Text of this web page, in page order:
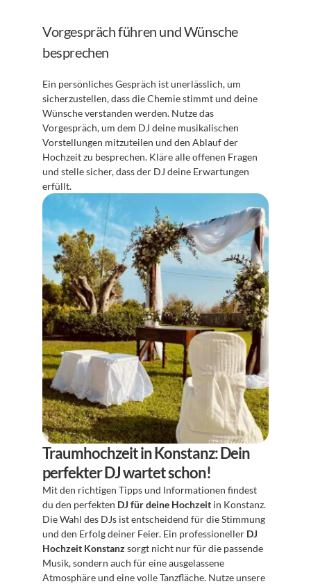
Vorgespräch führen und Wünsche
besprechen
Ein persönliches Gespräch ist unerlässlich, um
sicherzustellen, dass die Chemie stimmt und deine
Wünsche verstanden werden. Nutze das
Vorgespräch, um dem DJ deine musikalischen
Vorstellungen mitzuteilen und den Ablauf der
Hochzeit zu besprechen. Kläre alle offenen Fragen
und stelle sicher, dass der DJ deine Erwartungen
erfüllt.
Traumhochzeit in Konstanz: Dein
perfekter DJ wartet schon!
Mit den richtigen Tipps und Informationen findest
du den perfekten DJ für deine Hochzeit in Konstanz.
Die Wahl des DJs ist entscheidend für die Stimmung
und den Erfolg deiner Feier. Ein professioneller DJ
Hochzeit Konstanz sorgt nicht nur für die passende
Musik, sondern auch für eine ausgelassene
Atmosphäre und eine volle Tanzfläche. Nutze unsere